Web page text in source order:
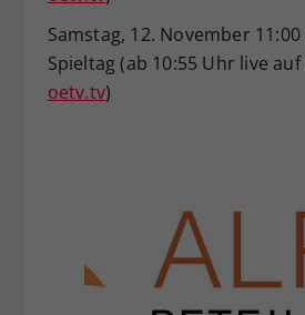
Samstag, 12. November
Spieltag (ab 10:55 Uhr live auf
oetv.tv)